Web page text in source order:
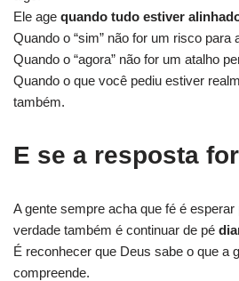
Ele age quando tudo estiver
Quando o “sim” não for um risco para
Quando o “agora” não for um atalho
Quando o que você pediu estiver
também.
E se a resposta
A gente sempre acha que fé é
verdade também é continuar de pé
É reconhecer que Deus sabe o que a
compreende.